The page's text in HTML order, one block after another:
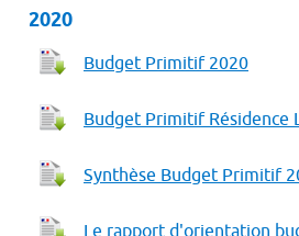
2020
Budget Primitif 2020
Budget Primitif Résidence
Synthèse Budget Primitif
Le rapport d'orientation